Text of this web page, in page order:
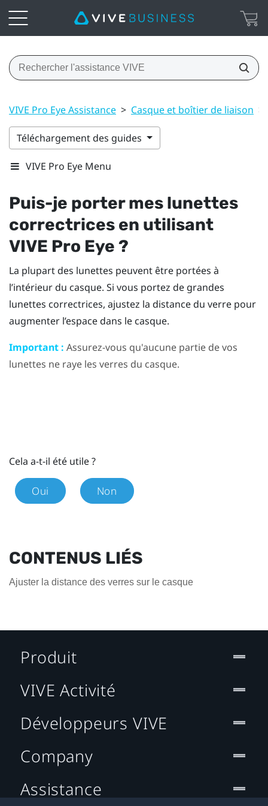
VIVE Pro Eye Assistance > Casque et boîtier de liaison >
Téléchargement des guides
VIVE Pro Eye Menu
Puis-je porter mes lunettes
correctrices en utilisant
VIVE Pro Eye ?
La plupart des lunettes peuvent être portées à
l’intérieur du casque. Si vous portez de grandes
lunettes correctrices, ajustez la distance du verre pour
augmenter l’espace dans le casque.
Important : Assurez-vous qu'aucune partie de vos
lunettes ne raye les verres du casque.
Cela a-t-il été utile ?
Oui Non
CONTENUS LIÉS
Ajuster la distance des verres sur le casque
Produit
VIVE Activité
Développeurs VIVE
Company
Assistance